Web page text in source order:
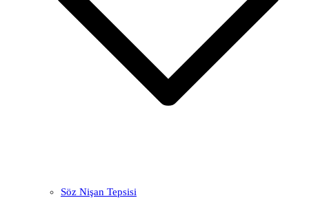
Söz Nişan Tepsisi